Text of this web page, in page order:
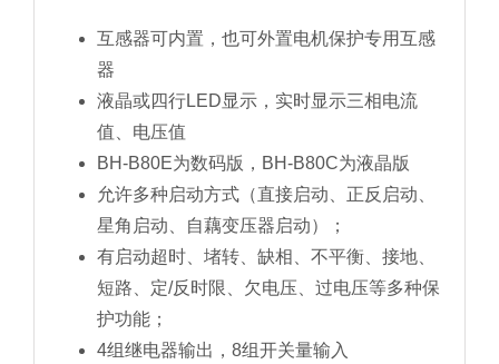
互感器可内置，也可外置电机保护专用互感
器
液晶或四行LED显示，实时显示三相电流
值、电压值
BH-B80E为数码版，BH-B80C为液晶版
允许多种启动方式（直接启动、正反启动、
星角启动、自藕变压器启动）；
有启动超时、堵转、缺相、不平衡、接地、
短路、定/反时限、欠电压、过电压等多种保
护功能；
4组继电器输出，8组开关量输入